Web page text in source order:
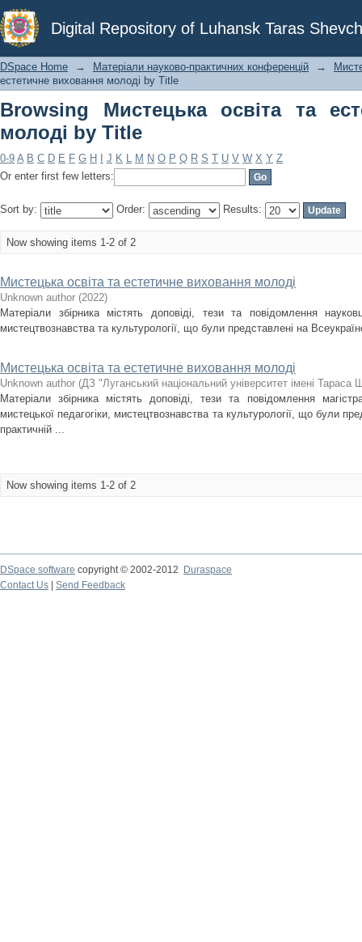
Digital Repository of Luhansk Taras
Browsing Мистецька освіта та
DSpace Home → Матеріали науково-практичних конференцій →
естетичне виховання молоді by Title
Browsing Мистецька освіта та
молоді by Title
0-9 A B C D E F G H J K L M N O P Q R S T U V W X Y Z
Or enter first few letters:
Sort by: Order: Results:
Now showing items 1-2 of 2
Мистецька освіта та естетичне виховання молоді
Unknown author (2022)
Матеріали збірника містять доповіді, тези та повідомлення
мистецтвознавства та культурології, що були представлені на
Мистецька освіта та естетичне виховання молоді
Unknown author (ДЗ "Луганський національний університет імені Тараса
Матеріали збірника містять доповіді, тези та повідомлення
мистецької педагогіки, мистецтвознавства та культурології, що були
практичній ...
Now showing items 1-2 of 2
DSpace software copyright © 2002-2012
Duraspace
Contact Us
Send Feedback